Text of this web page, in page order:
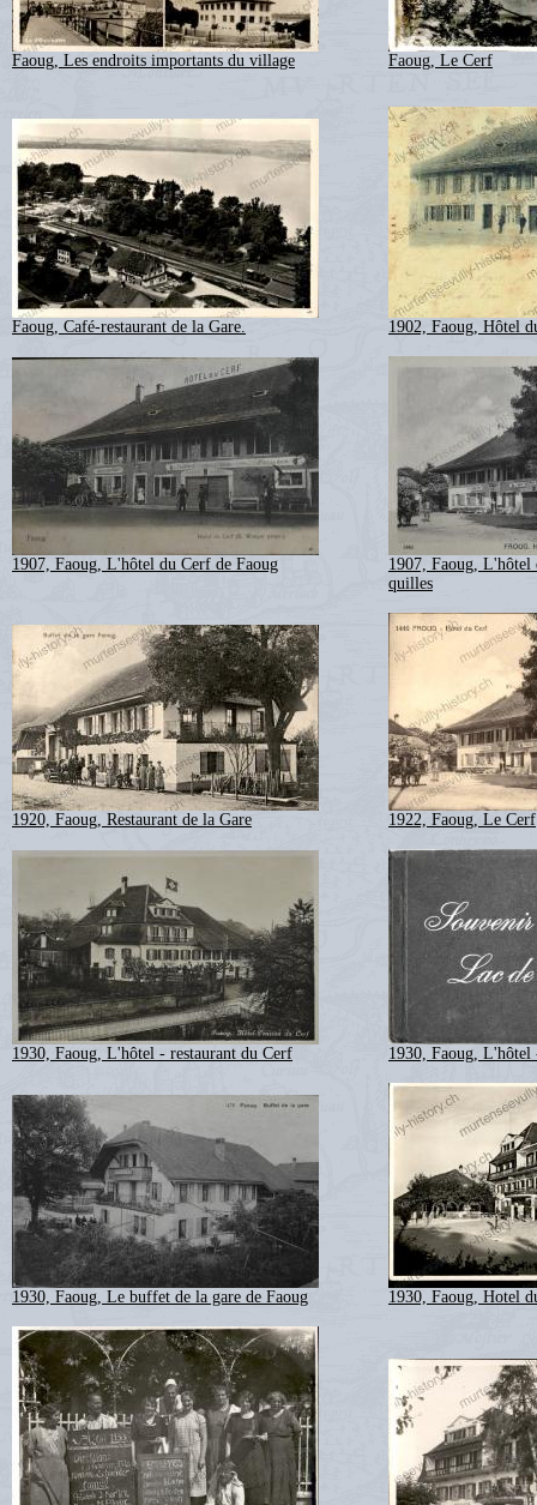
Faoug, Les endroits importants du village Faoug, Le Cerf
Faoug, Café-restaurant de la Gare. 1902, Faoug, Hôtel
1907, Faoug, L'hôtel du Cerf de Faoug
1907, Faoug, L'hôtel
quilles
1920, Faoug, Restaurant de la Gare 1922, Faoug, Le Cerf
1930, Faoug, L'hôtel - restaurant du Cerf 1930, Faoug, L'hôtel
1930, Faoug, Le buffet de la gare de Faoug 1930, Faoug, Hotel